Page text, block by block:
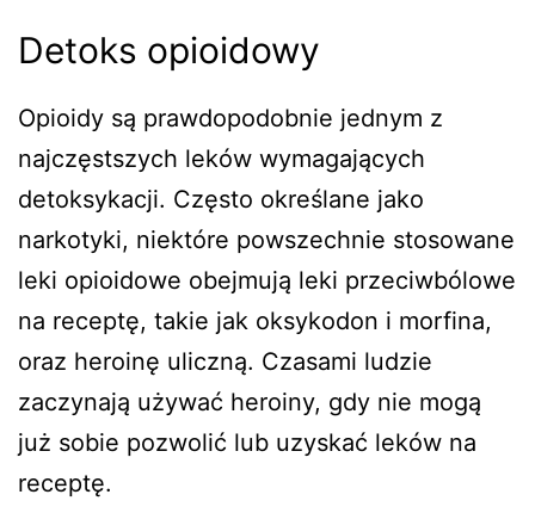
Detoks opioidowy
Opioidy są prawdopodobnie jednym z
najczęstszych leków wymagających
detoksykacji. Często określane jako
narkotyki, niektóre powszechnie stosowane
leki opioidowe obejmują leki przeciwbólowe
na receptę, takie jak oksykodon i morfina,
oraz heroinę uliczną. Czasami ludzie
zaczynają używać heroiny, gdy nie mogą
już sobie pozwolić lub uzyskać leków na
receptę.